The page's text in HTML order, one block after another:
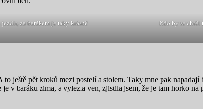
jezdit, za barákem je taky krásně
Kdo by se chtěl
to ještě pět kroků mezi postelí a stolem. Taky mne pak
je v baráku zima, a vylezla ven, zjistila jsem, že je tam horko